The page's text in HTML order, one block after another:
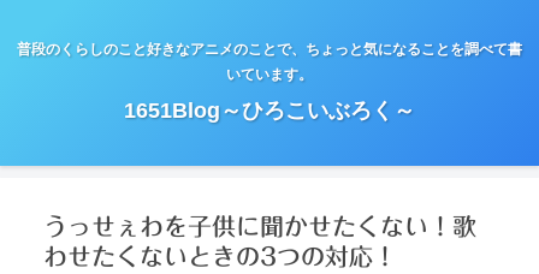
普段のくらしのこと好きなアニメのことで、ちょっと気になることを調べて書
いています。
1651Blog～ひろこいぶろく～
うっせぇわを子供に聞かせたくない！歌
わせたくないときの3つの対応！